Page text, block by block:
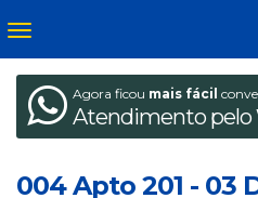
Agora ficou mais fácil
Atendimento pelo
004 Apto 201 - 03